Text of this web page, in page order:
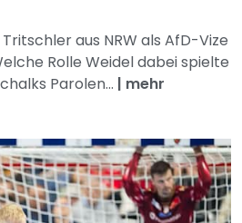
aus NRW als AfD-Vize
Rolle Weidel dabei spielte
Parolen... | mehr